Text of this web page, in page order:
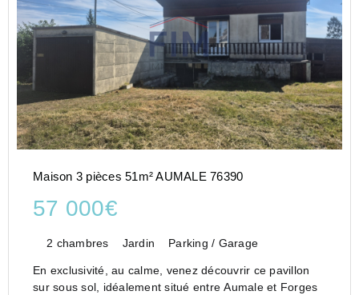
Maison 3 pièces 51m² AUMALE 76390
57 000€
2 chambres Jardin Parking / Garage
En exclusivité, au calme, venez découvrir ce pavillon
sur sous sol, idéalement situé entre Aumale et Forges